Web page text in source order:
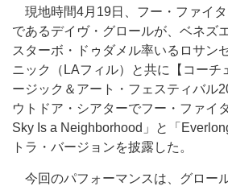
現地時間4月19日、フー・ファイ
であるデイヴ・グロールが、ベネズ
スターボ・ドゥダメル率いるロサン
ニック（LAフィル）と共に【コーチ
ージック＆アート・フェスティバル
ウトドア・シアターでフー・ファイ
Sky Is a Neighborhood」と「
トラ・バージョンを披露した。
今回のパフォーマンスは、グロー